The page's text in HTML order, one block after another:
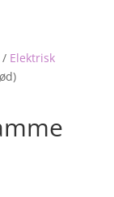
/ Elektrisk